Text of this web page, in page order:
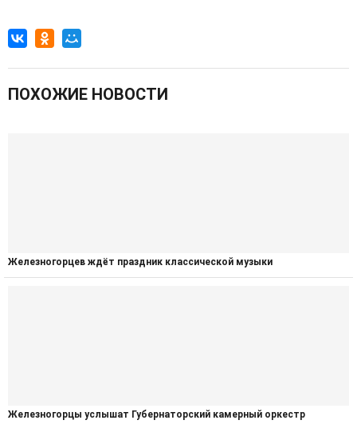
ПОХОЖИЕ НОВОСТИ
Железногорцев ждёт праздник классической музыки
Железногорцы услышат Губернаторский камерный оркестр